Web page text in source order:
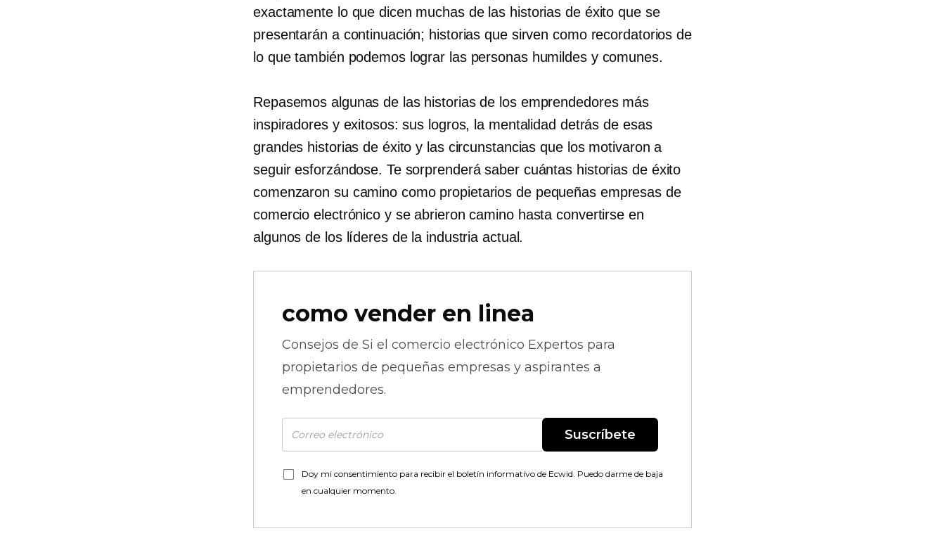
exactamente lo que dicen muchas de las historias de éxito que se
presentarán a continuación; historias que sirven como recordatorios de
lo que también podemos lograr las personas humildes y comunes.
Repasemos algunas de las historias de los emprendedores más
inspiradores y exitosos: sus logros, la mentalidad detrás de esas
grandes historias de éxito y las circunstancias que los motivaron a
seguir esforzándose. Te sorprenderá saber cuántas historias de éxito
comenzaron su camino como propietarios de pequeñas empresas de
comercio electrónico y se abrieron camino hasta convertirse en
algunos de los líderes de la industria actual.
como vender en linea
Consejos de Si el comercio electrónico Expertos para
propietarios de pequeñas empresas y aspirantes a
emprendedores.
Suscríbete
Doy mi consentimiento para recibir el boletín informativo de Ecwid. Puedo darme de baja
en cualquier momento.